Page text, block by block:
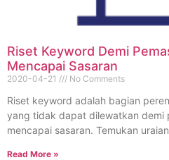
Riset Keyword Demi
Mencapai Sasaran
2020-04-21 No Comments
Riset keyword adalah bagian
yang tidak dapat dilewatkan demi
mencapai sasaran. Temukan
Read More »